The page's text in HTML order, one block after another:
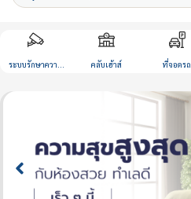
ระบบรักษาความ คลับเฮ้าส์ ที่จอดรถ